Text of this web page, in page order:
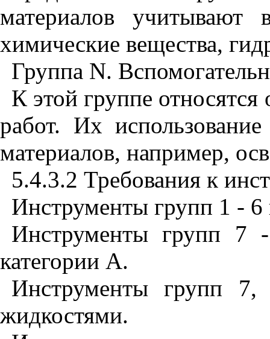
материалов учитывают
химические вещества,
Группа N.
К этой группе
работ. Их
материалов, например,
5.4.3.2 Требования к
Инструменты групп 1 -
Инструменты групп 7
категории А.
Инструменты групп
жидкостями.